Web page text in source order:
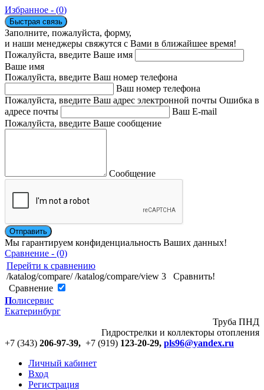
Избранное - (0)
Быстрая связь
Заполните, пожалуйста, форму,
и наши менеджеры свяжутся с Вами в ближайшее время!
Пожалуйста, введите Ваше имя
Ваше имя
Пожалуйста, введите Ваш номер телефона
Ваш номер телефона
Пожалуйста, введите Ваш адрес электронной почты Ошибка в
адресе почты
Ваш E-mail
Пожалуйста, введите Ваше сообщение
Сообщение
Мы гарантируем конфиденциальность Ваших данных!
Сравнение - (0)
Перейти к сравнению
/katalog/compare/ /katalog/compare/view 3
Сравнить!
Cравнение
Полисервис
Екатеринбург
Труба ПНД
Гидрострелки и коллекторы отопления
+7 (343) 206-97-39, +7 (919) 123-20-29, pls96@yandex.ru
Личный кабинет
Вход
Регистрация